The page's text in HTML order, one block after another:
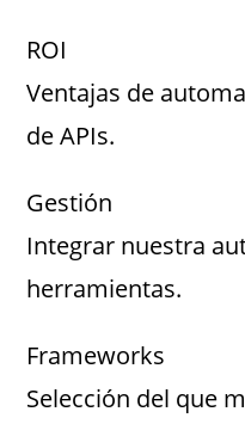
ROI
Ventajas de
de APIs.
Gestión
Integrar nuestra
herramientas.
Frameworks
Selección del que